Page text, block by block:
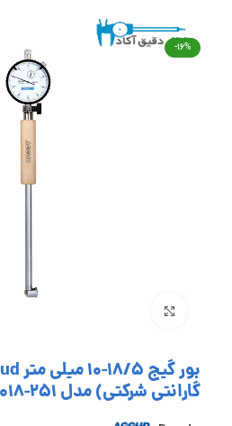
-16%
گارانتی شرکتی) مدل 251-018-11